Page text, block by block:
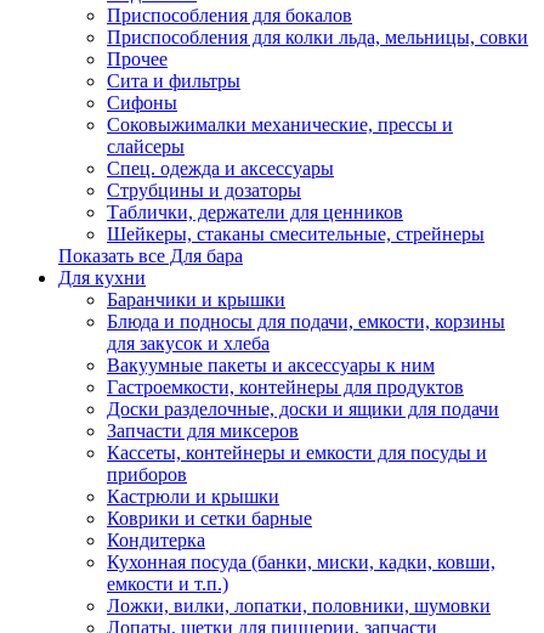
Приспособления для бокалов
Приспособления для колки льда, мельницы, совки
Прочее
Сита и фильтры
Сифоны
Соковыжималки механические, прессы и
слайсеры
Спец. одежда и аксессуары
Струбцины и дозаторы
Таблички, держатели для ценников
Шейкеры, стаканы смесительные, стрейнеры
Показать все Для бара
Для кухни
Баранчики и крышки
Блюда и подносы для подачи, емкости, корзины
для закусок и хлеба
Вакуумные пакеты и аксессуары к ним
Гастроемкости, контейнеры для продуктов
Доски разделочные, доски и ящики для подачи
Запчасти для миксеров
Кассеты, контейнеры и емкости для посуды и
приборов
Кастрюли и крышки
Коврики и сетки барные
Кондитерка
Кухонная посуда (банки, миски, кадки, ковши,
емкости и т.п.)
Ложки, вилки, лопатки, половники, шумовки
Лопаты, щетки для пиццерии, запчасти